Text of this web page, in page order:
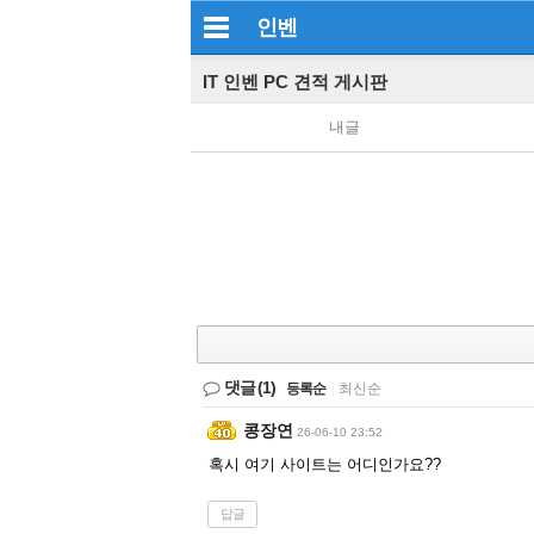
인벤
IT 인벤 PC 견적 게시판
내글
댓글(1) 등록순 최신순
콩장연 26-06-10 23:52
혹시 여기 사이트는 어디인가요??
답글